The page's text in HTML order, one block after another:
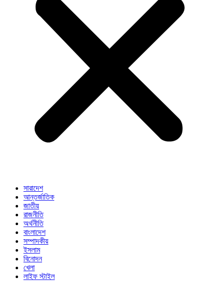
সারাদেশ
আন্তর্জাতিক
জাতীয়
রাজনীতি
অর্থনীতি
বাংলাদেশ
সম্পাদকীয়
ইসলাম
বিনোদন
খেলা
লাইফ স্টাইল